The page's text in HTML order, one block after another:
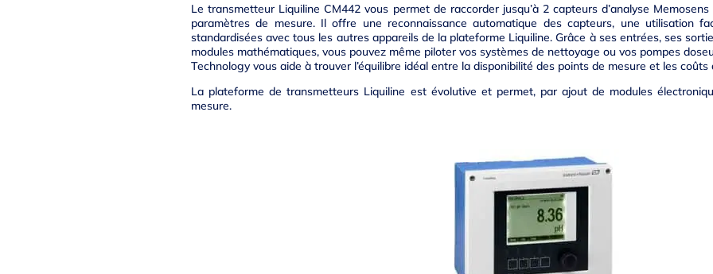
Le transmetteur Liquiline CM442 vous permet de raccorder jusqu’à 2 capteurs d’analyse
paramètres de mesure. Il offre une reconnaissance automatique des capteurs, une utilisation
standardisées avec tous les autres appareils de la plateforme Liquiline. Grâce à ses entrées, ses
modules mathématiques, vous pouvez même piloter vos systèmes de nettoyage ou vos pompes
Technology vous aide à trouver l’équilibre idéal entre la disponibilité des points de mesure et les coûts
La plateforme de transmetteurs Liquiline est évolutive et permet, par ajout de modules
mesure.